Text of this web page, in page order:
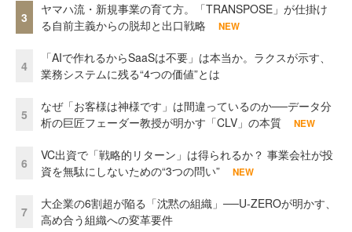
3
ヤマハ流・新規事業の育て方。「TRANSPOSE」が仕掛け
る自前主義からの脱却と出口戦略
NEW
4
「AIで作れるからSaaSは不要」は本当か。ラクスが示す、
業務システムに残る“4つの価値”とは
5
なぜ「お客様は神様です」は間違っているのか──データ分
析の巨匠フェーダー教授が明かす「CLV」の本質
NEW
6
VC出資で「戦略的リターン」は得られるか？ 事業会社が投
資を無駄にしないための“3つの問い”
NEW
7
大企業の6割超が陥る「沈黙の組織」──U-ZEROが明かす、
高め合う組織への変革要件